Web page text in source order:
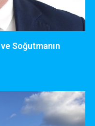
Soğutmanın